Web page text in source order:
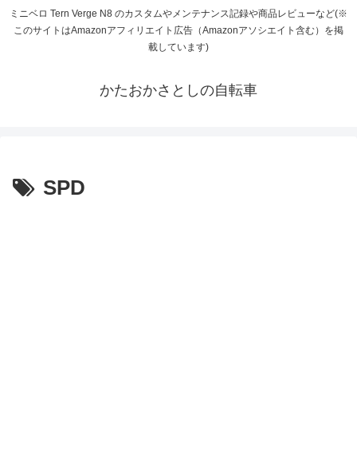
ミニベロ Tern Verge N8 のカスタムやメンテナンス記録や商品レビューなど(※
このサイトはAmazonアフィリエイト広告（Amazonアソシエイト含む）を掲
載しています)
かたおかさとしの自転車
SPD